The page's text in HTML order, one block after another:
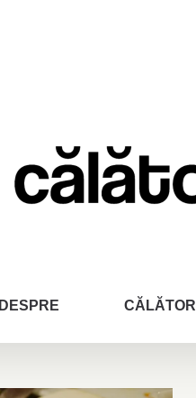
DESPRE CĂLĂTORII